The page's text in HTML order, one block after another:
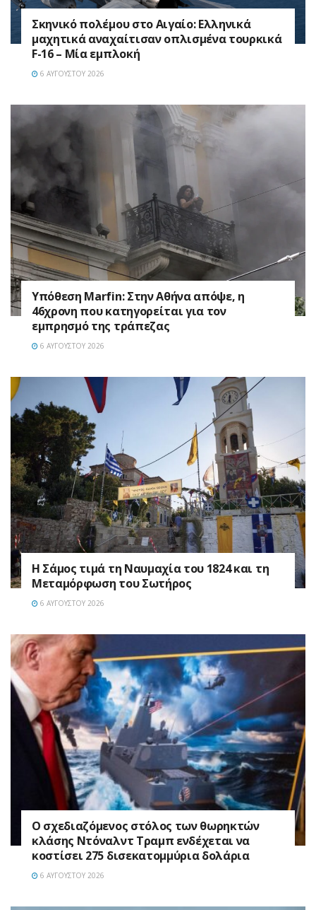
Σκηνικό πολέμου στο Αιγαίο: Ελληνικά
μαχητικά αναχαίτισαν οπλισμένα τουρκικά
F-16 – Μία εμπλοκή
6 ΑΥΓΟΎΣΤΟΥ 2026
Υπόθεση Marfin: Στην Αθήνα απόψε, η
46χρονη που κατηγορείται για τον
εμπρησμό της τράπεζας
6 ΑΥΓΟΎΣΤΟΥ 2026
Η Σάμος τιμά τη Ναυμαχία του 1824 και τη
Μεταμόρφωση του Σωτήρος
6 ΑΥΓΟΎΣΤΟΥ 2026
Ο σχεδιαζόμενος στόλος των θωρηκτών
κλάσης Ντόναλντ Τραμπ ενδέχεται να
κοστίσει 275 δισεκατομμύρια δολάρια
6 ΑΥΓΟΎΣΤΟΥ 2026